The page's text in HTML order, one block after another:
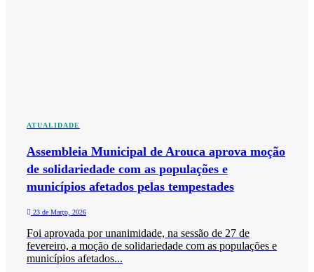
ATUALIDADE
Assembleia Municipal de Arouca aprova moção
de solidariedade com as populações e
municípios afetados pelas tempestades
23 de Março, 2026
Foi aprovada por unanimidade, na sessão de 27 de
fevereiro, a moção de solidariedade com as populações e
municípios afetados...